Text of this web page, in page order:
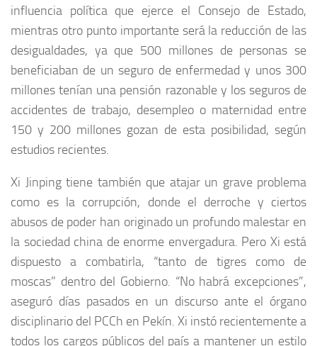
influencia política que ejerce el Consejo de Estado,
mientras otro punto importante será la reducción de las
desigualdades, ya que 500 millones de personas se
beneficiaban de un seguro de enfermedad y unos 300
millones tenían una pensión razonable y los seguros de
accidentes de trabajo, desempleo o maternidad entre
150 y 200 millones gozan de esta posibilidad, según
estudios recientes.
Xi Jinping tiene también que atajar un grave problema
como es la corrupción, donde el derroche y ciertos
abusos de poder han originado un profundo malestar en
la sociedad china de enorme envergadura. Pero Xi está
dispuesto a combatirla, “tanto de tigres como de
moscas” dentro del Gobierno. “No habrá excepciones”,
aseguró días pasados en un discurso ante el órgano
disciplinario del PCCh en Pekín. Xi instó recientemente a
todos los cargos públicos del país a mantener un estilo